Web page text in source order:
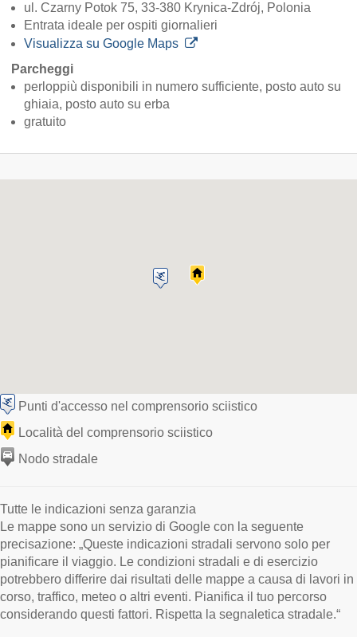
ul. Czarny Potok 75, 33-380 Krynica-Zdrój, Polonia
Entrata ideale per ospiti giornalieri
Visualizza su Google Maps
Parcheggi
perloppiù disponibili in numero sufficiente, posto auto su
ghiaia, posto auto su erba
gratuito
Punti d'accesso nel comprensorio sciistico
Località del comprensorio sciistico
Nodo stradale
Tutte le indicazioni senza garanzia
Le mappe sono un servizio di Google con la seguente
precisazione: „Queste indicazioni stradali servono solo per
pianificare il viaggio. Le condizioni stradali e di esercizio
potrebbero differire dai risultati delle mappe a causa di lavori in
corso, traffico, meteo o altri eventi. Pianifica il tuo percorso
considerando questi fattori. Rispetta la segnaletica stradale.“